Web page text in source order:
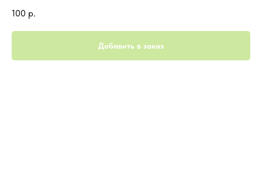
100 р.
Добавить в заказ